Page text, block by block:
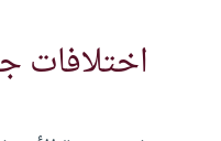
اختلافات